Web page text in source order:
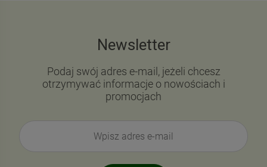
Newsletter
Podaj swój adres e-mail, jeżeli chcesz
otrzymywać informacje o nowościach i
promocjach